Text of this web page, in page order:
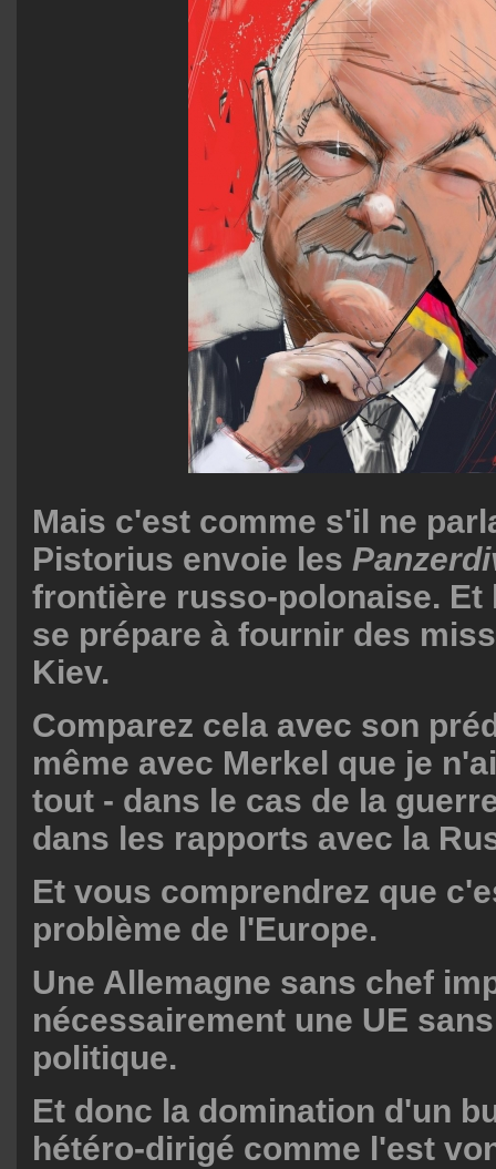
Mais c'est comme s'il ne
Pistorius envoie les
frontière russo-polonaise. Et
se prépare à fournir des
Kiev.
Comparez cela avec son
même avec Merkel que je
tout - dans le cas de la
dans les rapports avec la
Et vous comprendrez que
problème de l'Europe.
Une Allemagne sans chef
nécessairement une UE
politique.
Et donc la domination d'un
hétéro-dirigé comme l'est